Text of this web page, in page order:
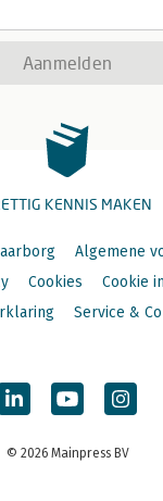
Aanmelden
KENNIS MAKEN
Algemene
Cookies
Cookie
Service &
© 2026 Mainpress BV